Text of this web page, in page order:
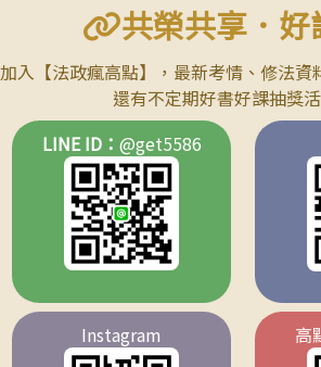
共榮共享．好
加入【法政瘋高點】，最新考情、修法資
還有不定期好書好課抽獎活
LINE ID： @get5586
Instagram 高